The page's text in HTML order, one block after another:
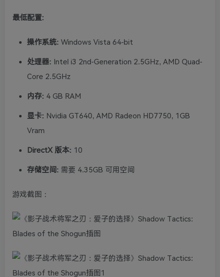
最低配置:
操作系统: Windows Vista 64-bit
处理器: Intel i3 2nd-Generation 2.5GHz, AMD Quad-
Core 2.5GHz
内存: 4 GB RAM
显卡: Nvidia GT640, AMD Radeon HD7750, 1GB
Vram
DirectX 版本: 10
存储空间: 需要 4.35GB 可用空间
游戏截图：